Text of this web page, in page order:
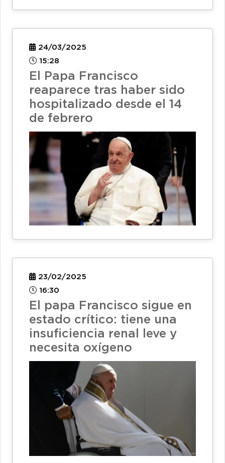
24/03/2025
15:28
El Papa Francisco
reaparece tras haber sido
hospitalizado desde el 14
de febrero
23/02/2025
16:30
El papa Francisco sigue en
estado crítico: tiene una
insuficiencia renal leve y
necesita oxígeno